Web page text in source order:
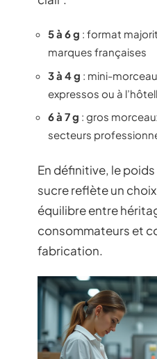
5 à 6 g : format
marques françaises
3 à 4 g : mini-
expressos ou à
6 à 7 g : gros
secteurs
En définitive, le
sucre reflète un
équilibre entre
consommateurs et
fabrication.